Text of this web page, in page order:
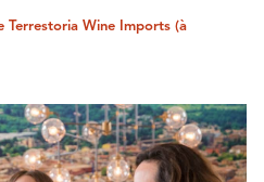
Terrestoria Wine Imports (à